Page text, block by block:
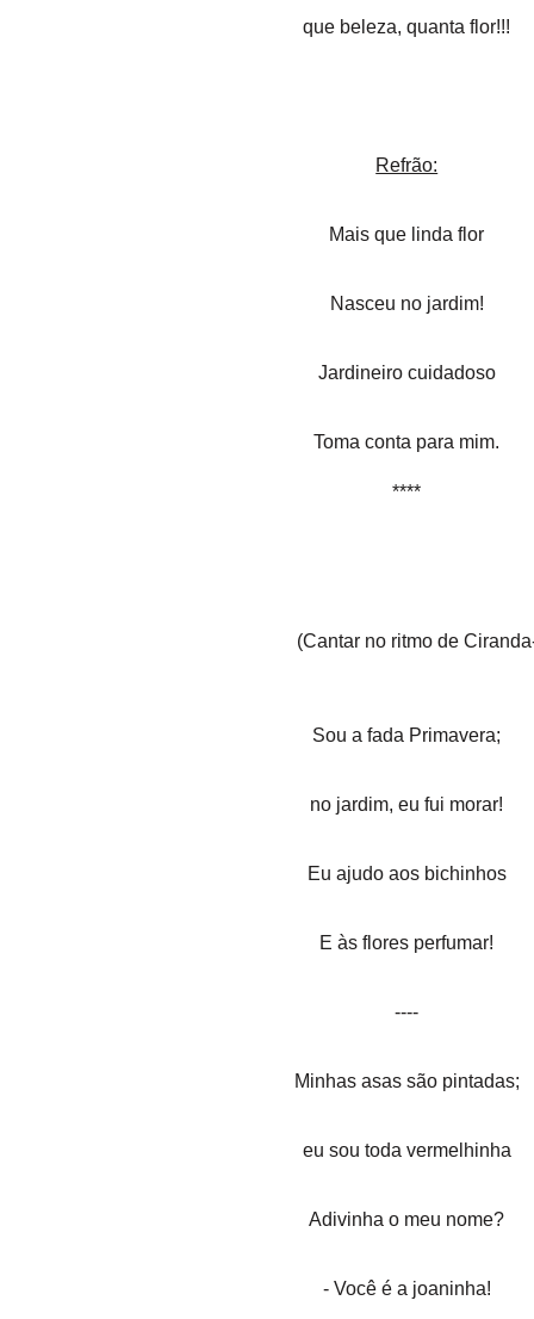
que beleza, quanta flor!!!
Refrão:
Mais que linda flor
Nasceu no jardim!
Jardineiro cuidadoso
Toma conta para mim.
****
(Cantar no ritmo de
Sou a fada Primavera;
no jardim, eu fui morar!
Eu ajudo aos bichinhos
E às flores perfumar!
----
Minhas asas são pintadas;
eu sou toda vermelhinha
Adivinha o meu nome?
- Você é a joaninha!